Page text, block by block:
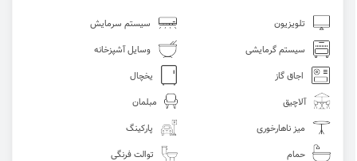
تلویزیون
سیستم سرمایش
سیستم گرمایشی
وسایل آشپزخانه
اجاق گاز
یخچال
آلاچیق
مبلمان
میز ناهارخوری
پارکینگ
حمام
توالت فرنگی